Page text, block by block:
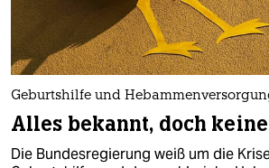
Geburtshilfe und
Alles bekannt, doch
Die Bundesregierung weiß um die